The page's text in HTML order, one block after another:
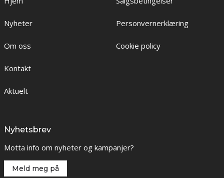
Nyheter
Om oss
Kontakt
Aktuelt
Personvernerklæring
Cookie policy
Nyhetsbrev
Motta info om nyheter og kampanjer?
Meld meg på